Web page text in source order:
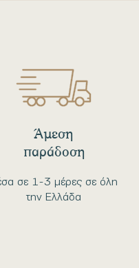
σε 1-3 μέρες σε όλη
την Ελλάδα
Άμεση
παράδοση